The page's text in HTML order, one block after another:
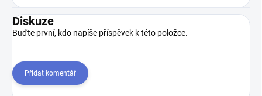
Diskuze
Buďte první, kdo napíše příspěvek k této položce.
Přidat komentář